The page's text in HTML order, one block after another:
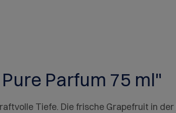
Parfum 75 ml"
Tiefe. Die frische Grapefruit in